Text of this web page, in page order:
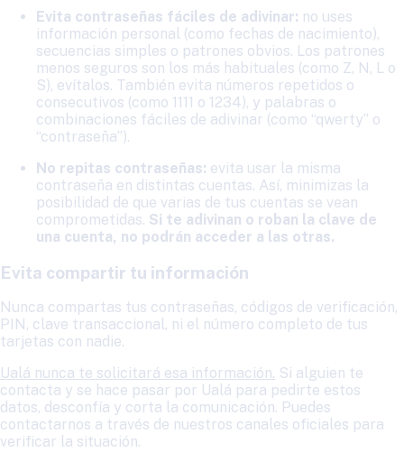
Evita contraseñas fáciles de adivinar: no uses
información personal (como fechas de nacimiento),
secuencias simples o patrones obvios. Los patrones
menos seguros son los más habituales (como Z, N, L o
S), evítalos. También evita números repetidos o
consecutivos (como 1111 o 1234), y palabras o
combinaciones fáciles de adivinar (como “qwerty” o
“contraseña”).
No repitas contraseñas: evita usar la misma
contraseña en distintas cuentas. Así, minimizas la
posibilidad de que varias de tus cuentas se vean
comprometidas. Si te adivinan o roban la clave de
una cuenta, no podrán acceder a las otras.
Evita compartir tu información
Nunca compartas tus contraseñas, códigos de verificación,
PIN, clave transaccional, ni el número completo de tus
tarjetas con nadie.
Ualá nunca te solicitará esa información. Si alguien te
contacta y se hace pasar por Ualá para pedirte estos
datos, desconfía y corta la comunicación. Puedes
contactarnos a través de nuestros canales oficiales para
verificar la situación.